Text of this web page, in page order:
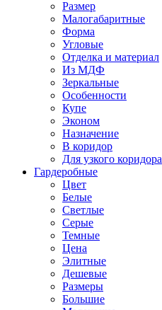
Размер
Малогабаритные
Форма
Угловые
Отделка и материал
Из МДФ
Зеркальные
Особенности
Купе
Эконом
Назначение
В коридор
Для узкого коридора
Гардеробные
Цвет
Белые
Светлые
Серые
Темные
Цена
Элитные
Дешевые
Размеры
Большие